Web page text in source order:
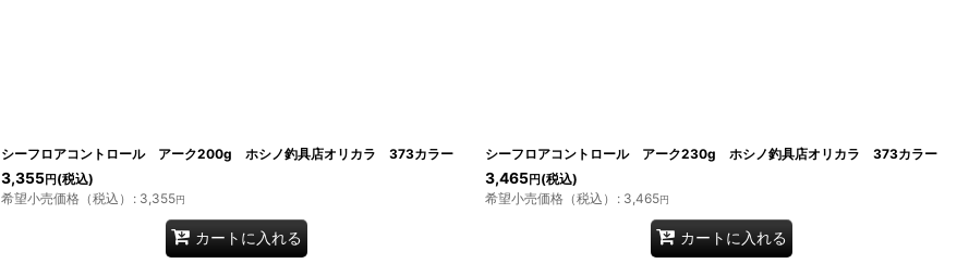
シーフロアコントロール アーク200g ホシノ釣具店オリカラ 373カラー
3,355円(税込)
希望小売価格（税込） : 3,355円
カートに入れる
シーフロアコントロール アーク230g ホシノ釣具店オリカラ 373カラー
3,465円 (税込)
希望小売価格（税込） : 3,465円
カートに入れる